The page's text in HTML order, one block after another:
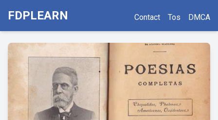
FDPLEARN Contact Tos DMCA